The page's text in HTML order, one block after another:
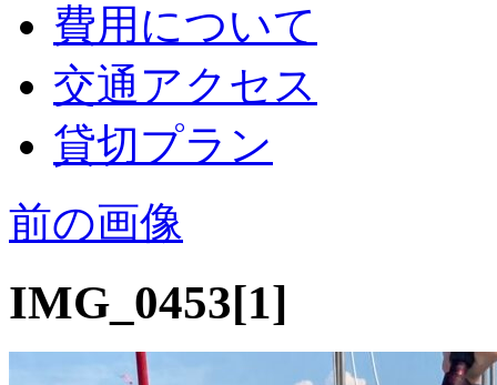
費用について
交通アクセス
貸切プラン
前の画像
IMG_0453[1]